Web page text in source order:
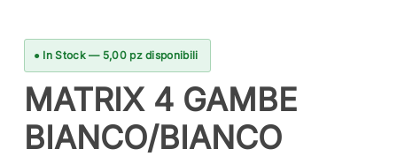
● In Stock — 5,00 pz disponibili
MATRIX 4 GAMBE
BIANCO/BIANCO